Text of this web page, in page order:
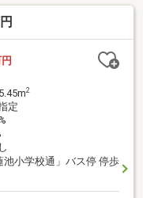
求フォームからは24
が私たちの使命で
お待ち申し上げてお
が多数あります。
2
定
池小学校通」バス停 停歩